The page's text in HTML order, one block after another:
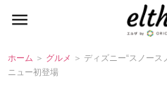
ホーム ＞ グルメ ＞ ディズニー“スノー
ニュー初登場